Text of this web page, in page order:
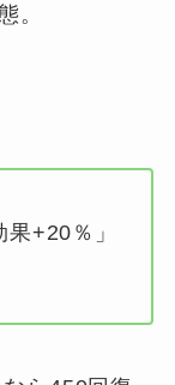
。
+20％」